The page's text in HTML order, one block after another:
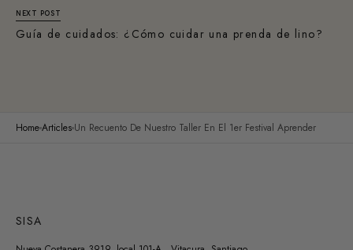
NEXT POST
Guía de cuidados: ¿Cómo cuidar una prenda de lino?
HomeArticles Un Recuento De Nuestro Taller En El 1er Festival Aprender
SISA